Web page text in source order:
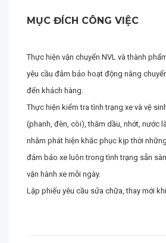
MỤC ĐÍCH CÔNG VIỆC
Thực hiện vận chuyển NVL và thành
yêu cầu đảm bảo hoạt động nâng
đến khách hàng.
Thực hiện kiểm tra tình trạng xe và vệ
(phanh, đèn, còi), thăm dầu, nhớt, nước
nhằm phát hiện khắc phục kịp thời
đảm bảo xe luôn trong tình trạng sẵn
vận hành xe mỗi ngày.
Lập phiếu yêu cầu sửa chữa, thay mới